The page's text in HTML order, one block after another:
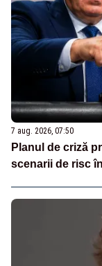
7 aug. 2026, 07:50
Planul de criză
scenarii de risc